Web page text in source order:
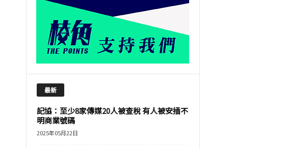
最新
記協：至少8家傳媒20人被查稅 有人被安插不
明商業號碼
2025年05月22日